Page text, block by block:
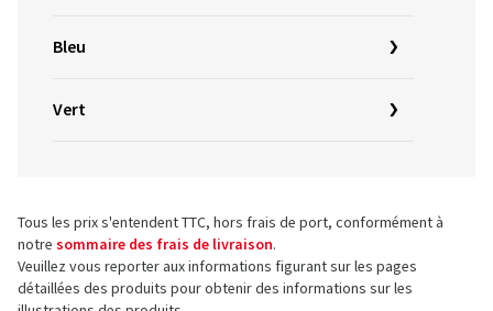
Bleu
Vert
Tous les prix s'entendent TTC, hors frais de port, conformément à
notre sommaire des frais de livraison.
Veuillez vous reporter aux informations figurant sur les pages
détaillées des produits pour obtenir des informations sur les